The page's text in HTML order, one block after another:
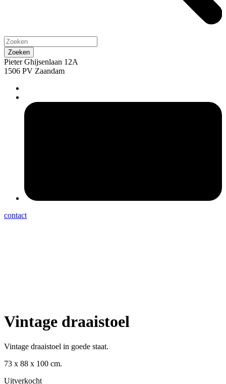
Pieter Ghijsenlaan 12A
1506 PV Zaandam
contact
Vintage draaistoel
Vintage draaistoel in goede staat.
73 x 88 x 100 cm.
Uitverkocht